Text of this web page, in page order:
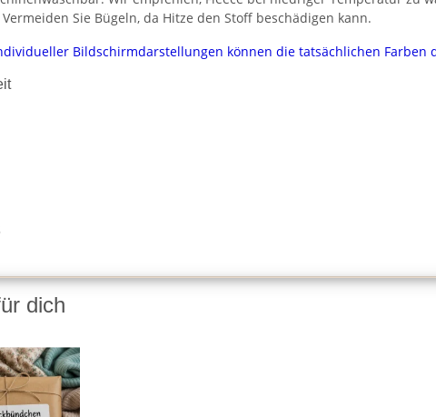
Sie Bügeln, da Hitze den Stoff beschädigen kann.
Bildschirmdarstellungen können die tatsächlichen Farben
dich